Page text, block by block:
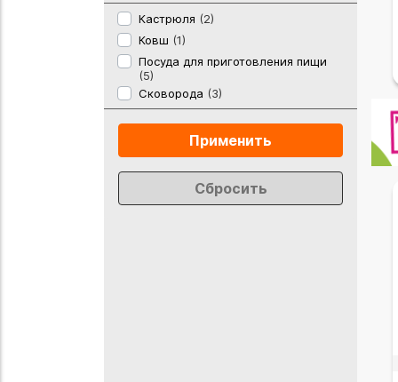
Кастрюля (2)
Ковш (1)
Посуда для приготовления пищи
(5)
Сковорода (3)
Применить
Сбросить